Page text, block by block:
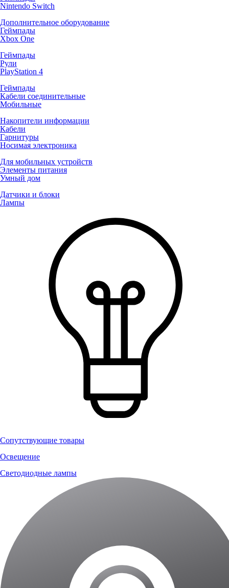
Nintendo Switch
Дополнительное оборудование
Геймпады
Xbox One
Геймпады
Рули
PlayStation 4
Геймпады
Кабели соединительные
Мобильные
Накопители информации
Кабели
Гарнитуры
Носимая электроника
Для мобильных устройств
Элементы питания
Умный дом
Датчики и блоки
Лампы
Сопутствующие товары
Освещение
Светодиодные лампы